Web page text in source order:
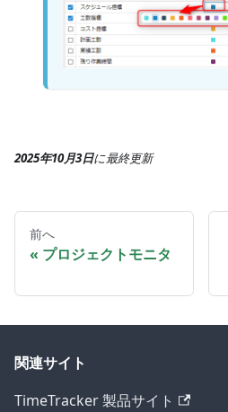
2025年10月3日に最終更新
前へ
プロジェクトモニタ
関連サイト
TimeTracker 製品サイト